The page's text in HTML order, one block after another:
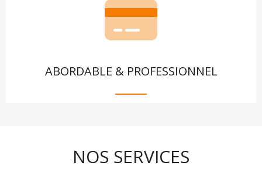
ABORDABLE & PROFESSIONNEL
NOS SERVICES